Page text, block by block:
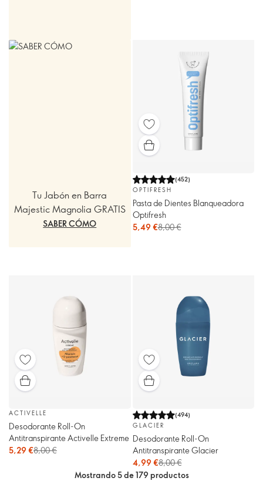
Tu Jabón en Barra
Majestic Magnolia GRATIS
SABER CÓMO
(452)
OPTIFRESH
Pasta de Dientes Blanqueadora
Optifresh
5,49 €8,00 €
ACTIVELLE
Desodorante Roll-On
Antitranspirante Activelle Extreme
5,29 €8,00 €
(494)
GLACIER
Desodorante Roll-On
Antitranspirante Glacier
4,99 €8,00 €
Mostrando 5 de 179 productos